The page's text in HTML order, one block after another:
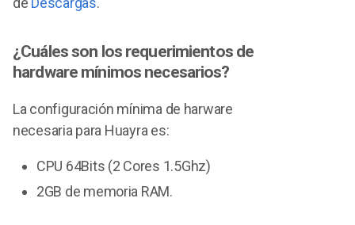
¿Cuáles son los requerimientos de
hardware mínimos necesarios?
La configuración mínima de harware
necesaria para Huayra es:
CPU 64Bits (2 Cores 1.5Ghz)
2GB de memoria RAM.